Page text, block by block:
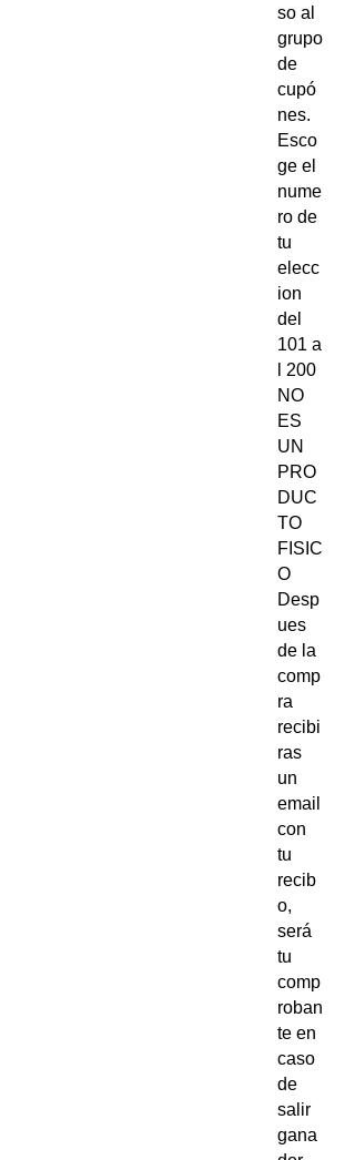
so al
grupo
de
cupó
nes.
Esco
ge el
nume
ro de
tu
elecc
ion
del
101 a
l 200
NO
ES
UN
PRO
DUC
TO
FISIC
O
Desp
ues
de la
comp
ra
recibi
ras
un
email
con
tu
recib
o,
será
tu
comp
roban
te en
caso
de
salir
gana